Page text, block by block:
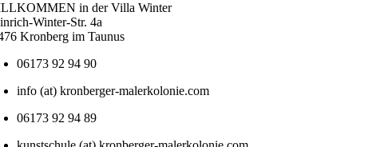
in der Villa Winter
Winter-Str. 4a
Kronberg im Taunus
06173 92 94 90
info (at) kronberger-malerkolonie.com
06173 92 94 89